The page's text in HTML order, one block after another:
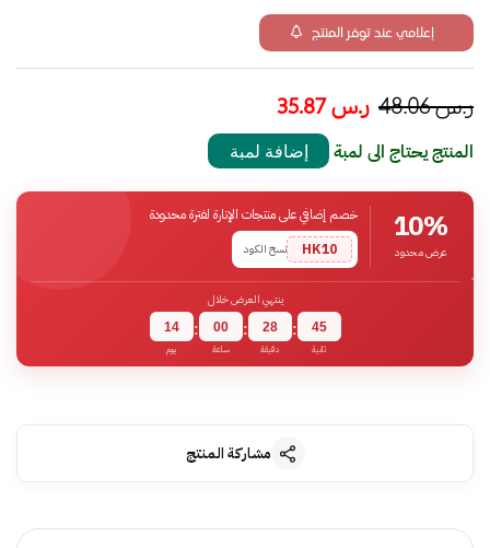
إعلامي عند توفر المنتج
ر.س48.06 ر.س35.87
المنتج يحتاج الى لمبة إضافة لمبة
10%
عرض محدود
خصم إضافي على منتجات الإنارة لفترة محدودة
HK10
نسخ الكود
ينتهي العرض خلال
14
يوم
: 00
ساعة
: 28
دقيقة
: 45
ثانية
مشاركة المنتج